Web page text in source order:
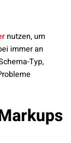
nutzen, um
immer an
Typ,